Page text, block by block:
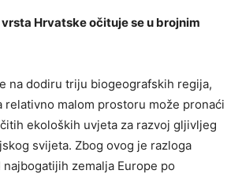
Hrvatske očituje se u brojnim
na dodiru triju biogeografskih regija,
relativno malom prostoru može pronaći
ekoloških uvjeta za razvoj gljivljeg
svijeta. Zbog ovog je razloga
zemalja Europe po